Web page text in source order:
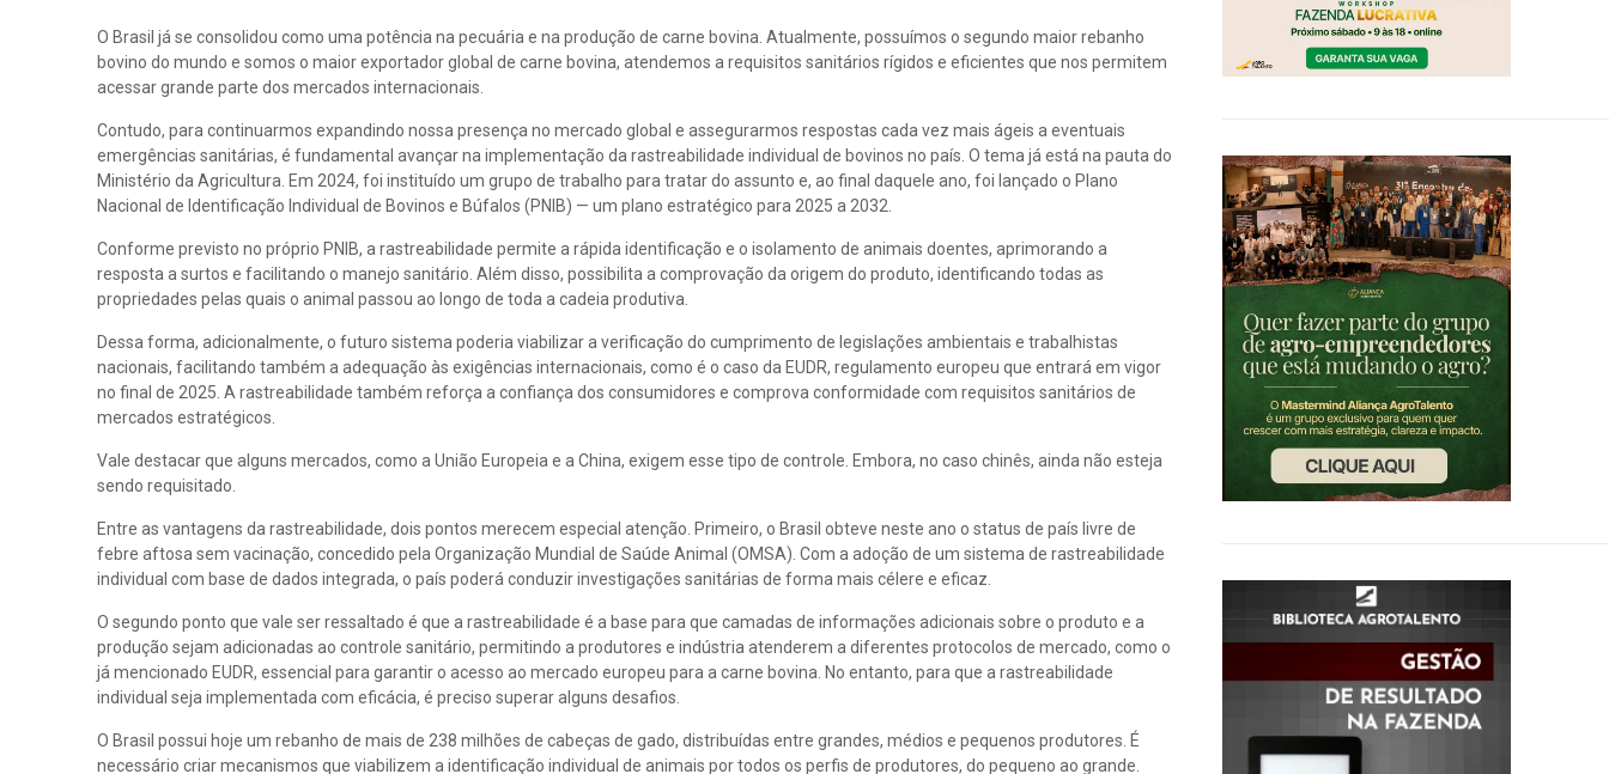
O Brasil já se consolidou como uma potência na pecuária e na produção de carne bovina. Atualmente, possuímos o segundo maior rebanho
bovino do mundo e somos o maior exportador global de carne bovina, atendemos a requisitos sanitários rígidos e eficientes que nos permitem
acessar grande parte dos mercados internacionais.
Contudo, para continuarmos expandindo nossa presença no mercado global e assegurarmos respostas cada vez mais ágeis a eventuais
emergências sanitárias, é fundamental avançar na implementação da rastreabilidade individual de bovinos no país. O tema já está na pauta do
Ministério da Agricultura. Em 2024, foi instituído um grupo de trabalho para tratar do assunto e, ao final daquele ano, foi lançado o Plano
Nacional de Identificação Individual de Bovinos e Búfalos (PNIB) — um plano estratégico para 2025 a 2032.
Conforme previsto no próprio PNIB, a rastreabilidade permite a rápida identificação e o isolamento de animais doentes, aprimorando a
resposta a surtos e facilitando o manejo sanitário. Além disso, possibilita a comprovação da origem do produto, identificando todas as
propriedades pelas quais o animal passou ao longo de toda a cadeia produtiva.
Dessa forma, adicionalmente, o futuro sistema poderia viabilizar a verificação do cumprimento de legislações ambientais e trabalhistas
nacionais, facilitando também a adequação às exigências internacionais, como é o caso da EUDR, regulamento europeu que entrará em vigor
no final de 2025. A rastreabilidade também reforça a confiança dos consumidores e comprova conformidade com requisitos sanitários de
mercados estratégicos.
Vale destacar que alguns mercados, como a União Europeia e a China, exigem esse tipo de controle. Embora, no caso chinês, ainda não esteja
sendo requisitado.
Entre as vantagens da rastreabilidade, dois pontos merecem especial atenção. Primeiro, o Brasil obteve neste ano o status de país livre de
febre aftosa sem vacinação, concedido pela Organização Mundial de Saúde Animal (OMSA). Com a adoção de um sistema de rastreabilidade
individual com base de dados integrada, o país poderá conduzir investigações sanitárias de forma mais célere e eficaz.
O segundo ponto que vale ser ressaltado é que a rastreabilidade é a base para que camadas de informações adicionais sobre o produto e a
produção sejam adicionadas ao controle sanitário, permitindo a produtores e indústria atenderem a diferentes protocolos de mercado, como o
já mencionado EUDR, essencial para garantir o acesso ao mercado europeu para a carne bovina. No entanto, para que a rastreabilidade
individual seja implementada com eficácia, é preciso superar alguns desafios.
O Brasil possui hoje um rebanho de mais de 238 milhões de cabeças de gado, distribuídas entre grandes, médios e pequenos produtores. É
necessário criar mecanismos que viabilizem a identificação individual de animais por todos os perfis de produtores, do pequeno ao grande.